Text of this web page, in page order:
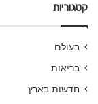
קטגוריות
בעולם
בריאות
חדשות בארץ